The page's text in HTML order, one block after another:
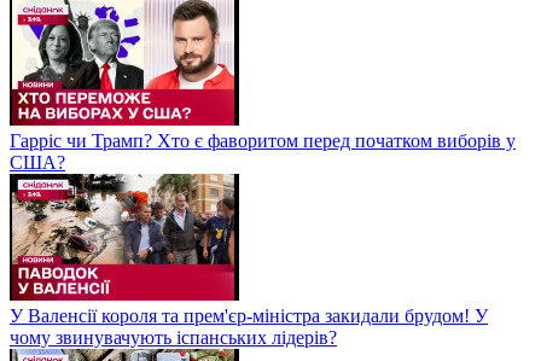
Гарріс чи Трамп? Хто є фаворитом перед початком виборів у
США?
У Валенсії короля та прем'єр-міністра закидали брудом! У
чому звинувачують іспанських лідерів?